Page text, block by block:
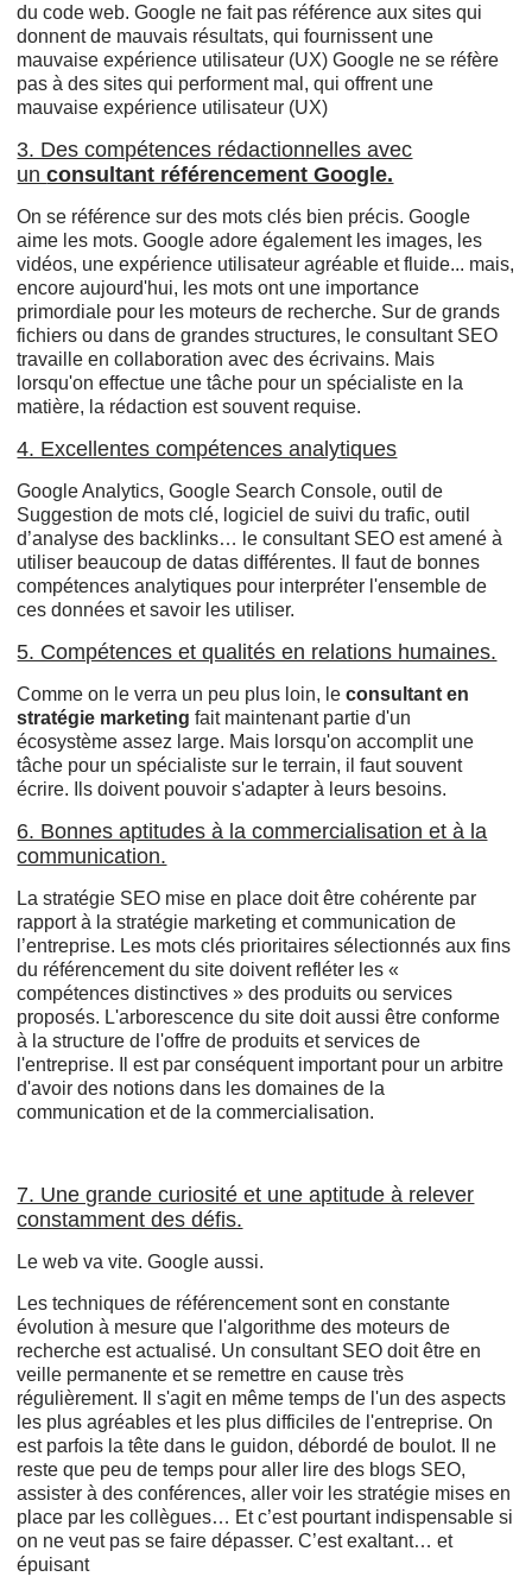
du code web. Google ne fait pas référence aux sites qui
donnent de mauvais résultats, qui fournissent une
mauvaise expérience utilisateur (UX) Google ne se réfère
pas à des sites qui performent mal, qui offrent une
mauvaise expérience utilisateur (UX)
3. Des compétences rédactionnelles avec
unconsultant référencement Google.
On se référence sur des mots clés bien précis. Google
aime les mots. Google adore également les images, les
vidéos, une expérience utilisateur agréable et fluide... mais,
encore aujourd'hui, les mots ont une importance
primordiale pour les moteurs de recherche. Sur de grands
fichiers ou dans de grandes structures, le consultant SEO
travaille en collaboration avec des écrivains. Mais
lorsqu'on effectue une tâche pour un spécialiste en la
matière, la rédaction est souvent requise.
4. Excellentes compétences analytiques
Google Analytics, Google Search Console, outil de
Suggestion de mots clé, logiciel de suivi du trafic, outil
d’analyse des backlinks… le consultant SEO est amené à
utiliser beaucoup de datas différentes. Il faut de bonnes
compétences analytiques pour interpréter l'ensemble de
ces données et savoir les utiliser.
5. Compétences et qualités en relations humaines.
Comme on le verra un peu plus loin, le consultant en
stratégie marketingfait maintenant partie d'un
écosystème assez large. Mais lorsqu'on accomplit une
tâche pour un spécialiste sur le terrain, il faut souvent
écrire. Ils doivent pouvoir s'adapter à leurs besoins.
6. Bonnes aptitudes à la commercialisation et à la
communication.
La stratégie SEO mise en place doit être cohérente par
rapport à la stratégie marketing et communication de
l’entreprise. Les mots clés prioritaires sélectionnés aux fins
du référencement du site doivent refléter les «
compétences distinctives » des produits ou services
proposés. L'arborescence du site doit aussi être conforme
à la structure de l'offre de produits et services de
l'entreprise. Il est par conséquent important pour un arbitre
d'avoir des notions dans les domaines de la
communication et de la commercialisation.
7. Une grande curiosité et une aptitude à relever
constamment des défis.
Le web va vite. Google aussi.
Les techniques de référencement sont en constante
évolution à mesure que l'algorithme des moteurs de
recherche est actualisé. Un consultant SEO doit être en
veille permanente et se remettre en cause très
régulièrement. Il s'agit en même temps de l'un des aspects
les plus agréables et les plus difficiles de l'entreprise. On
est parfois la tête dans le guidon, débordé de boulot. Il ne
reste que peu de temps pour aller lire des blogs SEO,
assister à des conférences, aller voir les stratégie mises en
place par les collègues… Et c’est pourtant indispensable si
on ne veut pas se faire dépasser. C’est exaltant… et
épuisant